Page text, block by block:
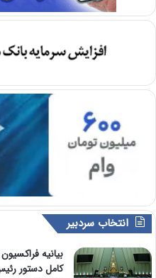
انتخاب سردبیر
بیانیه
کامل دستور